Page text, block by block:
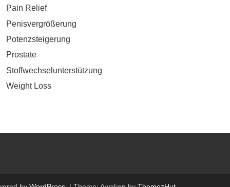
Pain Relief
Penisvergrößerung
Potenzsteigerung
Prostate
Stoffwechselunterstützung
Weight Loss